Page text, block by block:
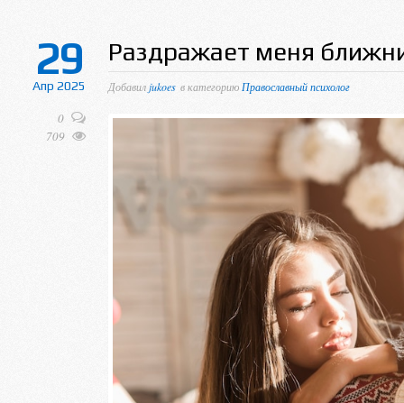
29
Апр 2025
0
709
Раздражает меня
Добавил jukoes в категорию Православный психолог